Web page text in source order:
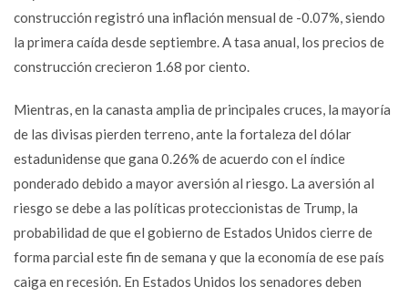
construcción registró una inflación mensual de -0.07%, siendo
la primera caída desde septiembre. A tasa anual, los precios de
construcción crecieron 1.68 por ciento.
Mientras, en la canasta amplia de principales cruces, la mayoría
de las divisas pierden terreno, ante la fortaleza del dólar
estadunidense que gana 0.26% de acuerdo con el índice
ponderado debido a mayor aversión al riesgo. La aversión al
riesgo se debe a las políticas proteccionistas de Trump, la
probabilidad de que el gobierno de Estados Unidos cierre de
forma parcial este fin de semana y que la economía de ese país
caiga en recesión. En Estados Unidos los senadores deben